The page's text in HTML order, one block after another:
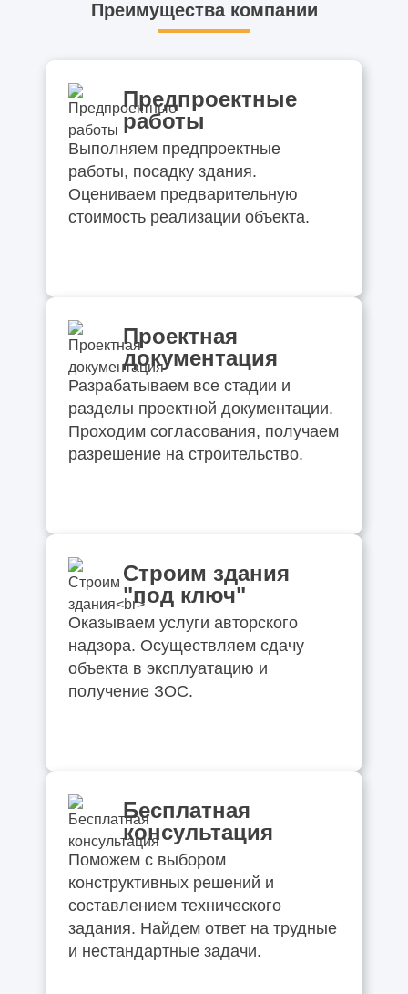
Преимущества компании
Предпроектные
работы
Выполняем предпроектные
работы, посадку здания.
Оцениваем предварительную
стоимость реализации объекта.
Проектная
документация
Разрабатываем все стадии и
разделы проектной документации.
Проходим согласования, получаем
разрешение на строительство.
Строим здания
"под ключ"
Оказываем услуги авторского
надзора. Осуществляем сдачу
объекта в эксплуатацию и
получение ЗОС.
Бесплатная
консультация
Поможем с выбором
конструктивных решений и
составлением технического
задания. Найдем ответ на трудные
и нестандартные задачи.